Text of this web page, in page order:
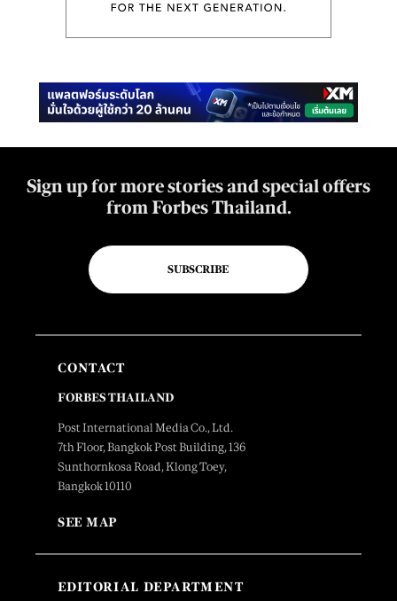
Sign up for more stories and special offers
from Forbes Thailand.
SUBSCRIBE
CONTACT
FORBES THAILAND
Post International Media Co., Ltd.
7th Floor, Bangkok Post Building, 136
Sunthornkosa Road, Klong Toey,
Bangkok 10110
SEE MAP
EDITORIAL DEPARTMENT